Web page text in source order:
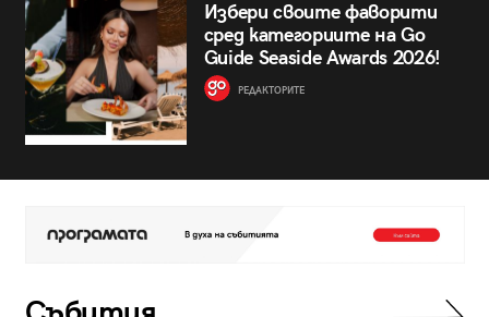
Избери своите фаворити
сред категориите на Go
Guide Seaside Awards 2026!
РЕДАКТОРИТЕ